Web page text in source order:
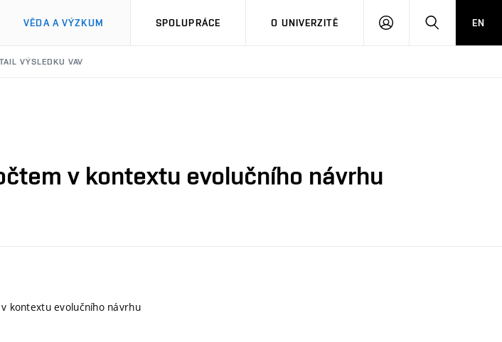
VĚDA A VÝZKUM SPOLUPRÁCE O UNIVERZITĚ
PŘIHLÁSIT HLEDATEN
VÝSLEDKU VAV
v kontextu evolučního návrhu
kontextu evolučního návrhu